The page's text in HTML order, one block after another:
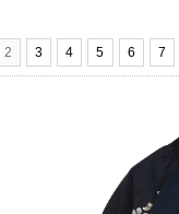
2 3 4 5 6 7